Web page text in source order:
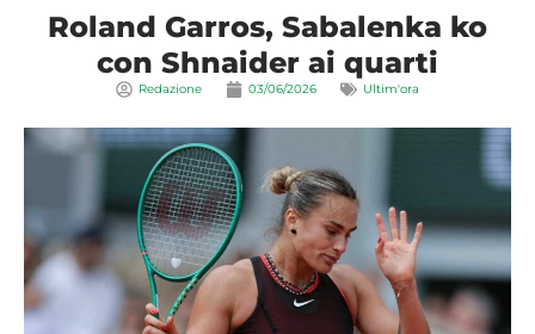
Roland Garros, Sabalenka ko
con Shnaider ai quarti
Redazione 03/06/2026 Ultim'ora